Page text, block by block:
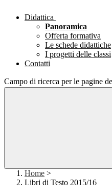
Didattica
Panoramica
Offerta formativa
Le schede didattiche
I progetti delle classi
Contatti
Campo di ricerca per le pagine
Home >
Libri di Testo 2015/16